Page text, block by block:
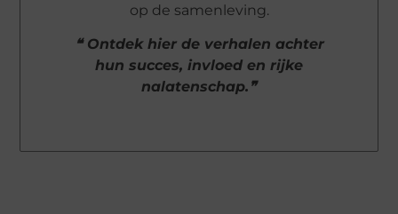
op de samenleving.
❝ Ontdek hier de verhalen achter
hun succes, invloed en rijke
nalatenschap.❞